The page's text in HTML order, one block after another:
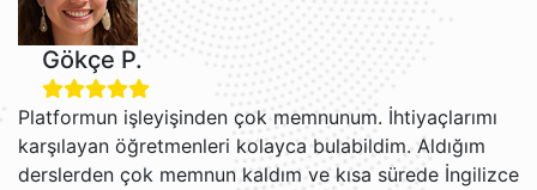
Gökçe P.
Platformun işleyişinden çok memnunum. İhtiyaçlarımı
karşılayan öğretmenleri kolayca bulabildim. Aldığım
derslerden çok memnun kaldım ve kısa sürede İngilizce